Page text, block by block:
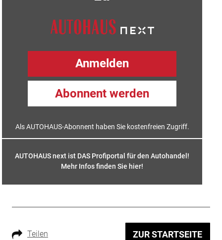
Anmelden
Abonnent werden
Als AUTOHAUS-Abonnent haben Sie kostenfreien Zugriff.
AUTOHAUS next ist DAS Profiportal für den Autohandel!
Mehr Infos finden Sie hier!
Teilen ZUR STARTSEITE